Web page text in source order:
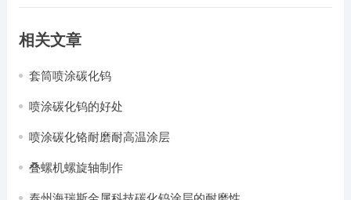
相关文章
套筒喷涂碳化钨
喷涂碳化钨的好处
喷涂碳化铬耐磨耐高温涂层
叠螺机螺旋轴制作